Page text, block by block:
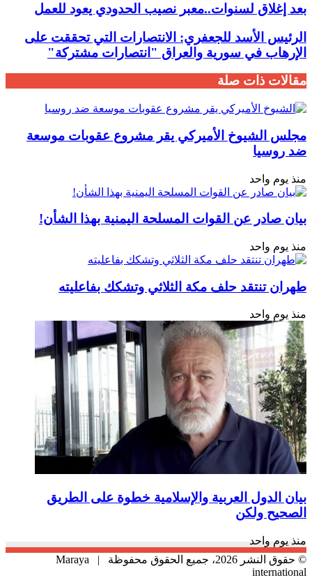
بعد إغلاق لسنوات..معبر نصيب الحدودي يعود للعمل
الرئيس الأسد للجعفري: الانتصارات التي تحققت على
الإرهاب في سورية والعراق "انتصارات مشتركة"
مقالات ذات صلة
مجلس الشيوخ الأميركي يقر مشروع عقوبات موسعة
ضد روسيا
منذ يوم واحد
بيان صادر عن القوات المسلحة اليمنية بهذا الشأن!
منذ يوم واحد
طهران تنتقد حلف مكة الثلاثي وتشكك بفاعليته
منذ يوم واحد
بيان الدول العربية والإسلامية خطوة على الطريق
الصحيح ولكن
منذ يوم واحد
© حقوق النشر 2026، جميع الحقوق محفوظة |
Maraya
international